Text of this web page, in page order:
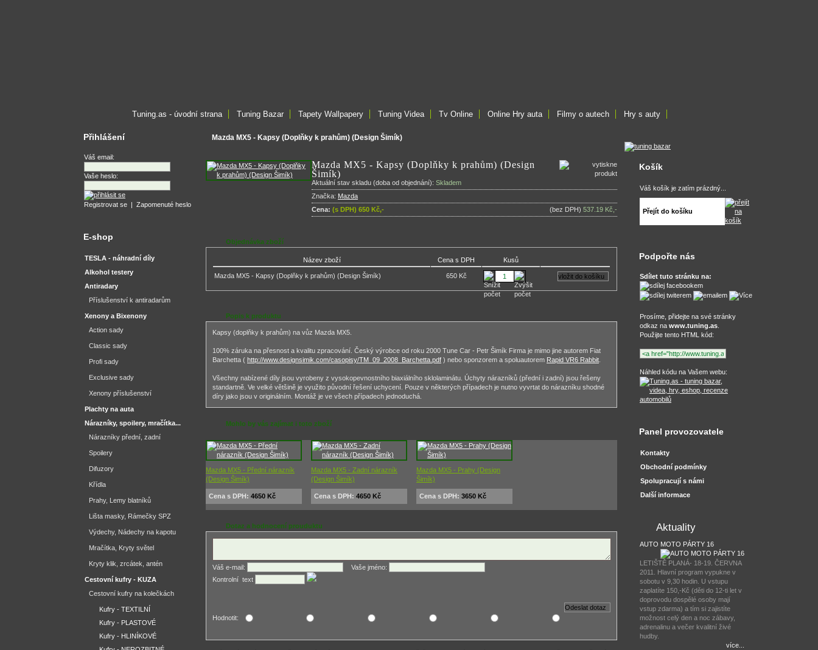
Tuning.as - úvodní strana Tuning Bazar Tapety Wallpapery Tuning Videa Tv Online Online Hry auta Filmy o autech Hry s auty
Mazda MX5 - Kapsy (Doplňky k prahům) (Design Šimík)
Mazda MX5 - Kapsy (Doplňky k prahům) (Design
Šimík)
Aktuální stav skladu (doba od objednání): Skladem
Značka: Mazda
Cena: (s DPH) 650 Kč,- (bez DPH) 537.19 Kč,-
Objednávka zboží
Název zboží Cena s DPH Kusů
Mazda MX5 - Kapsy (Doplňky k prahům) (Design Šimík) 650 Kč
Popis k produktu
Kapsy (doplňky k prahům) na vůz Mazda MX5.
100% záruka na přesnost a kvalitu zpracování. Český výrobce od roku 2000 Tune Car - Petr Šimík Firma je mimo jine autorem Fiat
Barchetta ( http://www.designsimik.com/casopisy/TM_09_2008_Barchetta.pdf ) nebo sponzorem a spoluautorem Rapid VR6 Rabbit
Všechny nabízené díly jsou vyrobeny z vysokopevnostního biaxiálního sklolaminátu. Úchyty nárazníků (přední i zadní) jsou řešeny
standartně. Ve velké většině je využito původní řešení uchycení. Pouze v některých případech je nutno vyvrtat do nárazníku shodné
díry jako jsou v originálním. Montáž je ve všech případech jednoduchá.
Mohlo by vás zajímat i toto zboží
Mazda MX5 - Přední nárazník
(Design Šimík)
Mazda MX5 - Zadní nárazník
(Design Šimík)
Mazda MX5 - Prahy (Design
Šimík)
Cena s DPH: 4650 Kč Cena s DPH: 4650 Kč Cena s DPH: 3650 Kč
Dotaz a hodnocení prouduktu
Váš e-mail:
Vaše jméno:
Kontrolní ­ text
Hodnotit:
Přihlášení
Váš email:
Vaše heslo:
Registrovat se | Zapomenuté heslo
E-shop
TESLA - náhradní díly
Alkohol testery
Antiradary
Příslušenství k antiradarům
Xenony a Bixenony
Action sady
Classic sady
Profi sady
Exclusive sady
Xenony příslušenství
Plachty na auta
Nárazníky, spoilery, mračítka...
Nárazníky přední, zadní
Spoilery
Difuzory
Křídla
Prahy, Lemy blatníků
Lišta masky, Rámečky SPZ
Výdechy, Nádechy na kapotu
Mračítka, Kryty světel
Kryty klik, zrcátek, antén
Cestovní kufry - KUZA
Cestovní kufry na kolečkách
Kufry - TEXTILNÍ
Kufry - PLASTOVÉ
Kufry - HLINÍKOVÉ
Košík
Váš košík je zatím prázdný...
Přejít do košíku
Podpořte nás
Sdílet tuto stránku na:
Prosíme, přidejte na své stránky
odkaz na www.tuning.as
Použijte tento HTML kód:
Náhled kódu na Vašem webu:
Panel provozovatele
Kontakty
Obchodní podmínky
Spolupracují s námi
Další informace
Aktuality
AUTO MOTO PÁRTY 16
LETIŠTĚ PLANÁ- 18-19. ČERVNA
2011. Hlavní program vypukne v
sobotu v 9,30 hodin. U vstupu
zaplatíte 150,-Kč (děti do 12-ti let v
doprovodu dospělé osoby mají
vstup zdarma) a tím si zajistíte
možnost celý den a noc zábavy,
adrenalinu a večer kvalitní živé
hudby.
více...